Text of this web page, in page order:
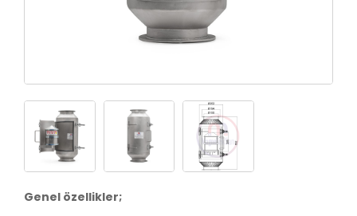
Genel özellikler;